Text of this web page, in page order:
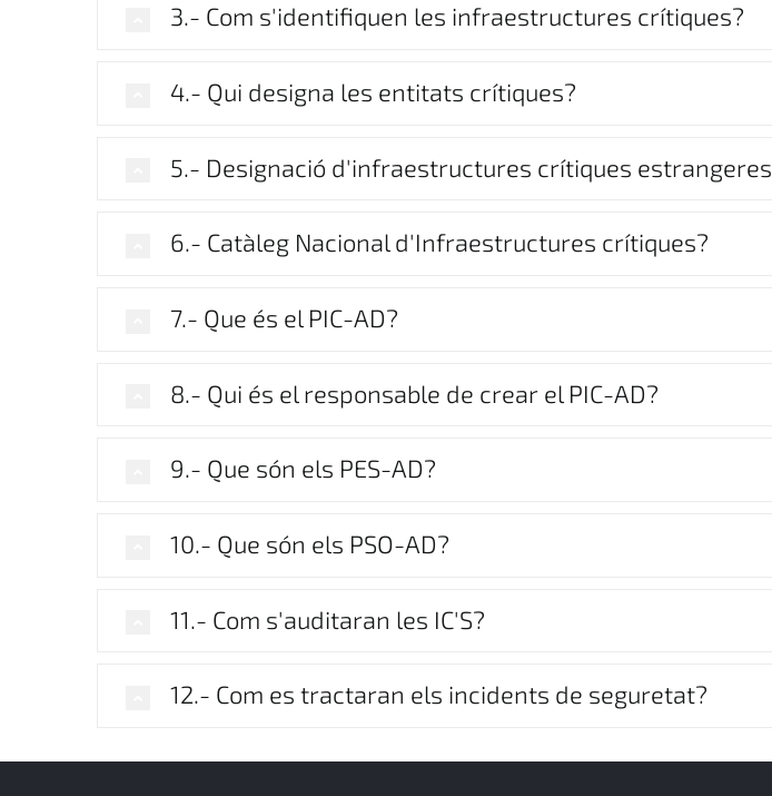
3.- Com s'identifiquen les infraestructures crítiques?
4.- Qui designa les entitats crítiques?
5.- Designació d'infraestructures crítiques estrangeres
6.- Catàleg Nacional d'Infraestructures crítiques?
7.- Que és el PIC-AD?
8.- Qui és el responsable de crear el PIC-AD?
9.- Que són els PES-AD?
10.- Que són els PSO-AD?
11.- Com s'auditaran les IC'S?
12.- Com es tractaran els incidents de seguretat?